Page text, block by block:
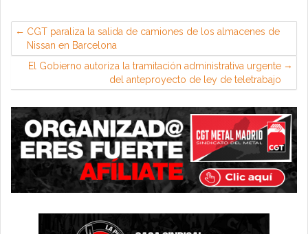
CGT paraliza la salida de camiones de los almacenes de
Nissan en Barcelona
El Gobierno autoriza la tramitación administrativa urgente
del anteproyecto de ley de teletrabajo